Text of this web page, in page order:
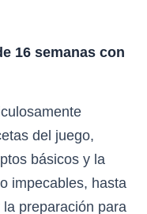
16 semanas con
del juego,
básicos y la
impecables, hasta
preparación para